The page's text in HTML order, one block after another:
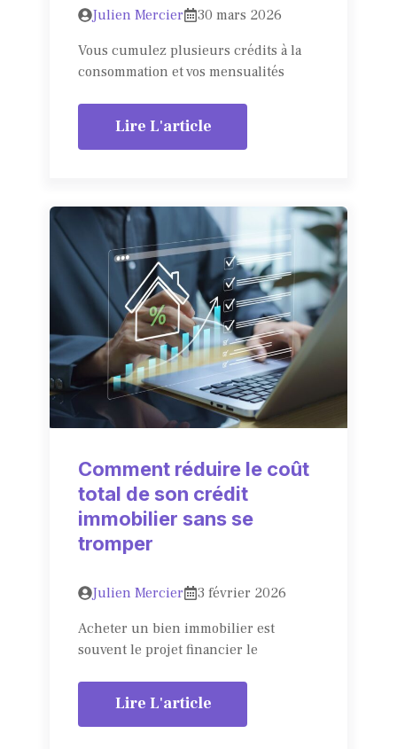
Julien Mercier
30 mars 2026
Vous cumulez plusieurs crédits à la
consommation et vos mensualités
Lire L'article
Comment réduire le coût
total de son crédit
immobilier sans se
tromper
Julien Mercier
3 février 2026
Acheter un bien immobilier est
souvent le projet financier le
Lire L'article